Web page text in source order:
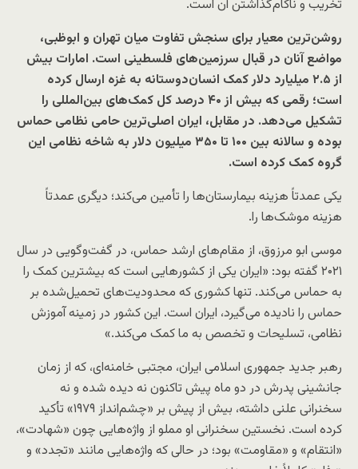
تخریب و ناکام‌گذاشتن آن است.
روشن‌ترین معیار برای سنجش تفاوت میان تهران و ابوظبی،
مواضع آنان در قبال سرزمین‌های فلسطینی است. امارات بیش
از ۲.۵ میلیارد دلار کمک انسان‌دوستانه به غزه ارسال کرده
است؛ رقمی که بیش از ۴۰ درصد کل کمک‌های بین‌المللی را
تشکیل می‌دهد. در مقابل، ایران اصلی‌ترین حامی نظامی حماس
بوده و سالانه بین ۱۰۰ تا ۳۵۰ میلیون دلار به شاخه نظامی این
گروه کمک کرده است.
یکی عمدتاً هزینه بیمارستان‌ها را تأمین می‌کند؛ دیگری عمدتاً
هزینه موشک‌ها را.
موسی ابو مرزوق، از مقام‌های ارشد حماس، در گفت‌وگویی در سال
۲۰۲۱ گفته بود: «ایران یکی از کشورهایی است که بیشترین کمک را
به حماس می‌کند. تنها کشوری که محدودیت‌های تحمیل‌شده بر
حماس را نادیده می‌گیرد، ایران است. این کشور در زمینه آموزش
نظامی، تسلیحات و تخصص به ما کمک می‌کند.»
رهبر جدید جمهوری اسلامی ایران، مجتبی خامنه‌ای، که از زمان
جانشینی پدرش در دو ماه پیش تاکنون نه دیده شده و نه
سخنرانی علنی داشته، بیش از پیش بر «چشم‌انداز ۱۹۷۹» تأکید
کرده است. نخستین سخنرانی او مملو از واژه‌هایی چون «شهادت»،
«انتقام» و «مقاومت» بود؛ در حالی که واژه‌هایی مانند «تجدد» و